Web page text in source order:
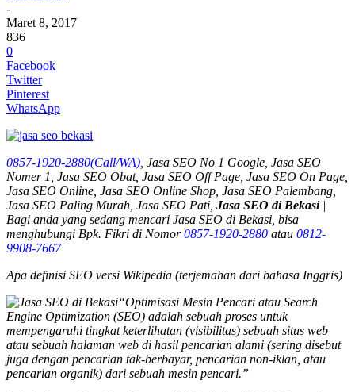
-
Maret 8, 2017
836
0
Facebook
Twitter
Pinterest
WhatsApp
0857-1920-2880(Call/WA) , Jasa SEO No 1 Google, Jasa SEO
Nomer 1, Jasa SEO Obat, Jasa SEO Off Page, Jasa SEO On Page,
Jasa SEO Online, Jasa SEO Online Shop, Jasa SEO Palembang,
Jasa SEO Paling Murah, Jasa SEO Pati, Jasa SEO di Bekasi|
Bagi anda yang sedang mencari Jasa SEO di Bekasi , bisa
menghubungi Bpk. Fikri di Nomor0857-1920-2880 atau 0812-
9908-7667
Apa definisi SEO versi Wikipedia (terjemahan dari bahasa Inggris)
“Optimisasi Mesin Pencari atau Search
Engine Optimization (SEO) adalah sebuah proses untuk
mempengaruhi tingkat keterlihatan (visibilitas) sebuah situs web
atau sebuah halaman web di hasil pencarian alami (sering disebut
juga dengan pencarian tak-berbayar, pencarian non-iklan, atau
pencarian organik) dari sebuah mesin pencari.”